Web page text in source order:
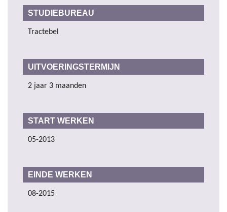
STUDIEBUREAU
Tractebel
UITVOERINGSTERMIJN
2 jaar 3 maanden
START WERKEN
05-2013
EINDE WERKEN
08-2015